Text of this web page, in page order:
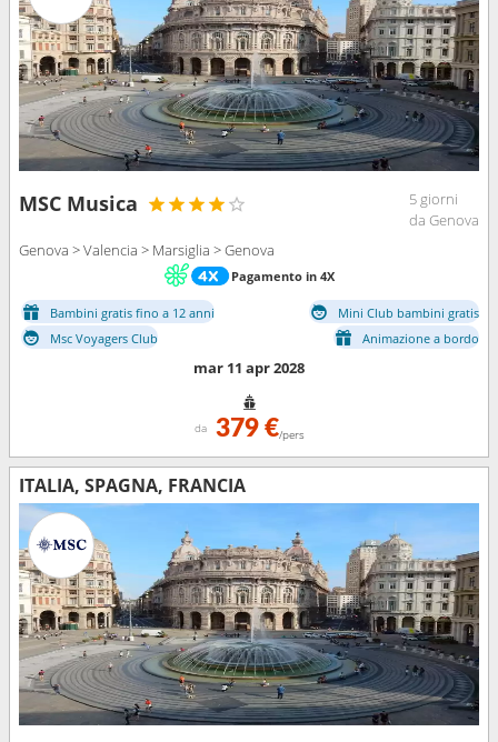
MSC Musica
5 giorni
da Genova
Genova > Valencia > Marsiglia > Genova
Pagamento in 4X
Bambini gratis fino a 12 anni
Mini Club bambini gratis
Msc Voyagers Club
Animazione a bordo
mar 11 apr 2028
da 379 €/pers
ITALIA, SPAGNA, FRANCIA